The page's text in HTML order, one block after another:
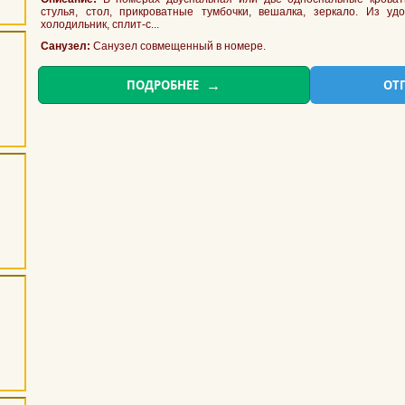
стулья, стол, прикроватные тумбочки, вешалка, зеркало. Из
холодильник, сплит-с...
Санузел: Санузел совмещенный в номере.
ПОДРОБНЕЕ